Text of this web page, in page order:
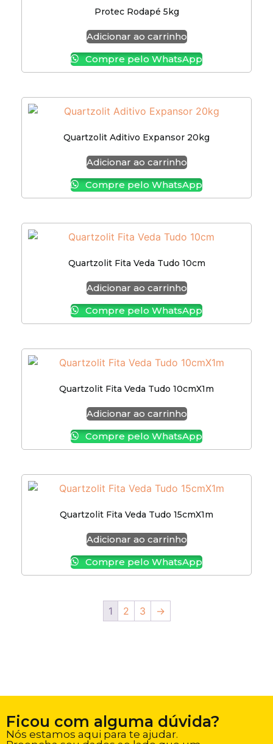
Protec Rodapé 5kg
Adicionar ao carrinho
Compre pelo WhatsApp
Quartzolit Aditivo Expansor 20kg
Adicionar ao carrinho
Compre pelo WhatsApp
Quartzolit Fita Veda Tudo 10cm
Adicionar ao carrinho
Compre pelo WhatsApp
Quartzolit Fita Veda Tudo 10cmX1m
Adicionar ao carrinho
Compre pelo WhatsApp
Quartzolit Fita Veda Tudo 15cmX1m
Adicionar ao carrinho
Compre pelo WhatsApp
1 2 3 →
Ficou com alguma dúvida?
Nós estamos aqui para te ajudar.